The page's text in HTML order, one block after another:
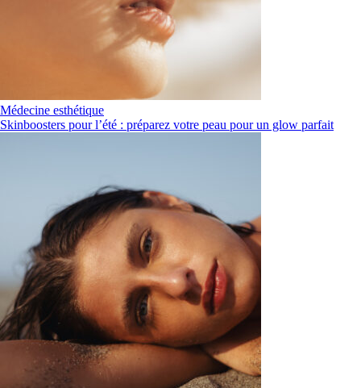
Médecine esthétique
Skinboosters pour l’été : préparez votre peau pour un glow parfait